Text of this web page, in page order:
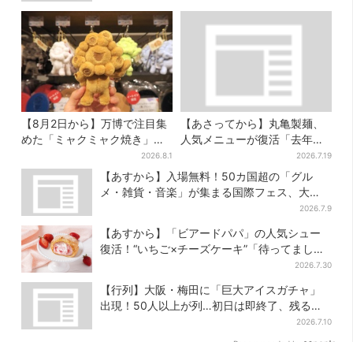
【8月2日から】万博で注目集
めた「ミャクミャク焼き」初
グッズ化！大阪・梅田だけの
新商品が登場
2026.8.1
【あさってから】丸亀製麺、
人気メニューが復活「去年め
っちゃハマった」「待ってた
よ！」「夏の救世主」
2026.7.19
【あすから】入場無料！50カ国超の「グル
メ・雑貨・音楽」が集まる国際フェス、大
2026.7.9
【あすから】「ビアードパパ」の人気シュー
復活！“いちご×チーズケーキ”「待ってまし
2026.7.30
【行列】大阪・梅田に「巨大アイスガチャ」
出現！50人以上が列…初日は即終了、残る開
2026.7.10